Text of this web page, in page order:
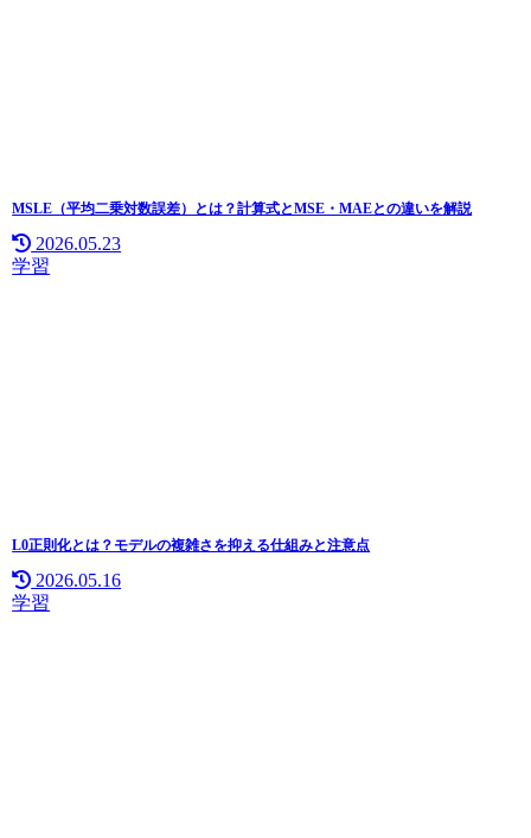
MSLE（平均二乗対数誤差）とは？計算式とMSE・MAEとの違いを解説
2026.05.23
学習
L0正則化とは？モデルの複雑さを抑える仕組みと注意点
2026.05.16
学習